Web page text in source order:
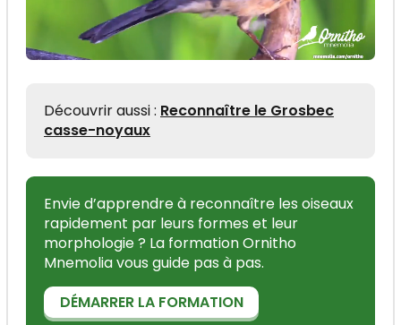
Découvrir aussi : Reconnaître le Grosbec
casse-noyaux
Envie d’apprendre à reconnaître les oiseaux
rapidement par leurs formes et leur
morphologie ? La formation Ornitho
Mnemolia vous guide pas à pas.
DÉMARRER LA FORMATION